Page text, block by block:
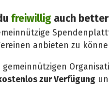
freiwillig auch
anbieten zu
zur Verfügung